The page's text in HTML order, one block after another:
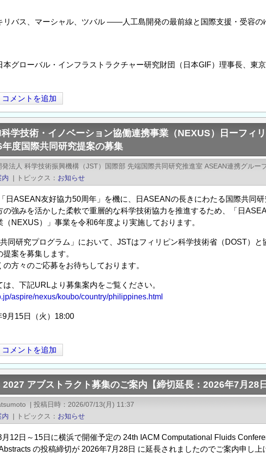
リバス、マーシャル、ツバル ――人工島開発の最前線と国際支援・受容の
本グローバル・インフラストラクチャー研究財団（日本GIF）理事長、東京
コメントを追加
学技術・イノベーション協働連携事業（NEXUS）日ーフィ
度国際共同研究提案の募集
発法人 科学技術振興機構（JST）国際部 先端国際共同研究推進室 ASEAN連携グルー
内 | トピックス お知らせ
日ASEAN友好協力50周年」を機に、日ASEANの長きにわたる国際共同
の強みを活かした柔軟で重層的な科学技術協力を推進するため、「日
（NEXUS）」事業を令和6年度より実施しております。
同研究プログラム」において、JSTはフィリピン科学技術省（DOST）と
案を募集します。
の方々のご応募をお待ちしております。
、下記URLより募集案内をご覧ください。
aspire/nexus/koubo/country/philippines.html
月15日（火）18:00
コメントを追加
2027 アブストラクト募集のご案内【締切延長：2026年7月28
| 投稿日時
2026/07/13(月) 11:37
内 | トピックス お知らせ
12日～15日に横浜で開催予定の 24th IACM Computational Fluids
の投稿締切が 2026年7月28日 に延長されましたのでご案内申し上